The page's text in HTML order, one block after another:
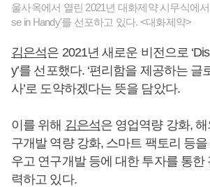
울사옥에서 열린 2021년 대화제약 시무식에
se in Handy'를 선포하고 있다. <대화제약>
김은석은 2021년 새로운 비전으로
y’를 선포했다. ‘편리함을 제공하는 글
사’로 도약하겠다는 뜻을 담았다.
이를 위해 김은석은 영업역량 강화,
구개발 역량 강화, 스마트 팩토리 등
우고 연구개발 등에 대한 투자를 통한
력하고 있다.